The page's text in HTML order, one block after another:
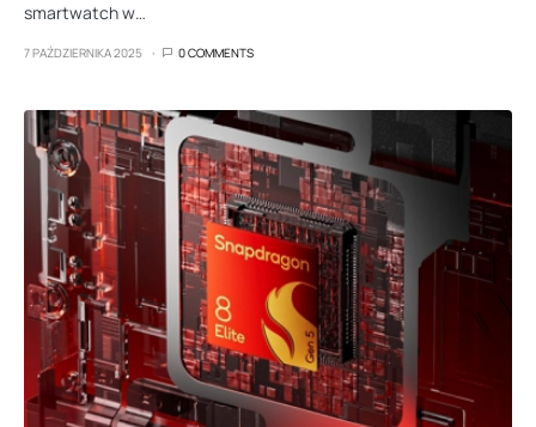
smartwatch w…
7 PAŹDZIERNIKA 2025 0 COMMENTS